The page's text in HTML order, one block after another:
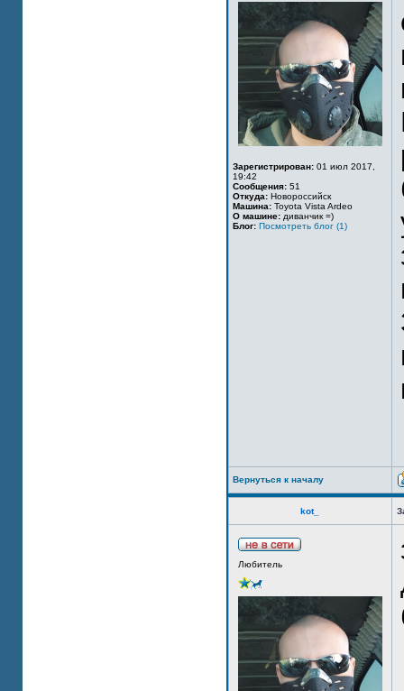
Зарегистрирован: 01 июл 2017,
19:42
Сообщения: 51
Откуда: Новороссийск
Машина: Toyota Vista Ardeo
О машине: диванчик =)
Блог: Посмотреть блог (1)
Вернуться к началу
kot_
Любитель